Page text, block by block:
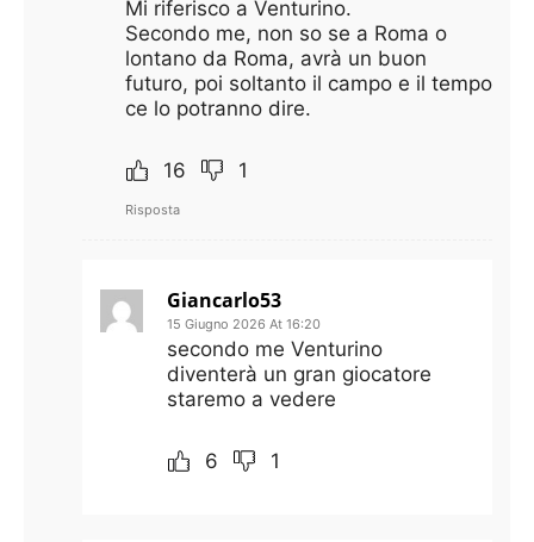
Mi riferisco a Venturino.
Secondo me, non so se a Roma o
lontano da Roma, avrà un buon
futuro, poi soltanto il campo e il tempo
ce lo potranno dire.
16 1
Risposta
Giancarlo53
15 Giugno 2026 At 16:20
secondo me Venturino
diventerà un gran giocatore
staremo a vedere
6 1